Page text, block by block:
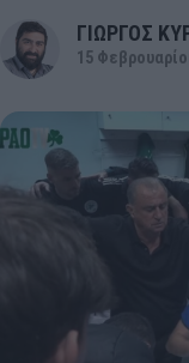
ΓΙΩΡΓΟΣ
15